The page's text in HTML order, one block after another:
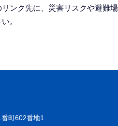
ンク先に、災害リスクや避難
。
町602番地1